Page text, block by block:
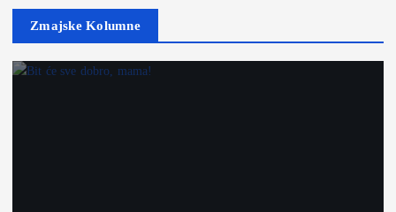
Zmajske Kolumne